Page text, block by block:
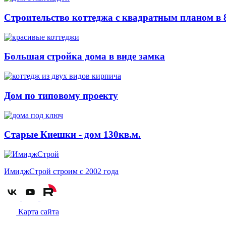
Строительство коттеджа с квадратным планом в
Большая стройка дома в виде замка
Дом по типовому проекту
Старые Киешки - дом 130кв.м.
ИмиджСтрой строим с 2002 года
Карта сайта